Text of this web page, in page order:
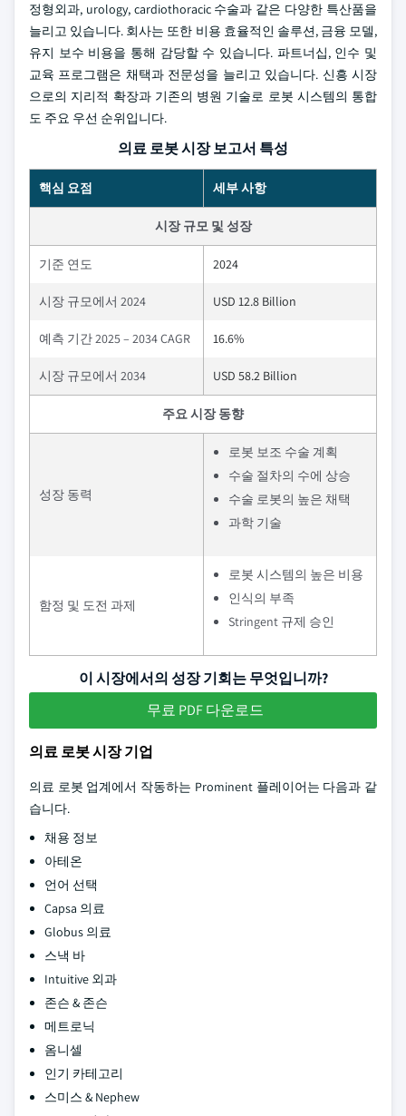
정형외과, urology, cardiothoracic 수술과 같은 다양한 특산품을
늘리고 있습니다. 회사는 또한 비용 효율적인 솔루션, 금융 모델,
유지 보수 비용을 통해 감당할 수 있습니다. 파트너십, 인수 및
교육 프로그램은 채택과 전문성을 늘리고 있습니다. 신흥 시장
으로의 지리적 확장과 기존의 병원 기술로 로봇 시스템의 통합
도 주요 우선 순위입니다.
의료 로봇 시장 보고서 특성
핵심 요점 세부 사항
시장 규모 및 성장
기준 연도 2024
시장 규모에서 2024 USD 12.8 Billion
예측 기간 2025 – 2034 CAGR 16.6%
시장 규모에서 2034 USD 58.2 Billion
주요 시장 동향
성장 동력
로봇 보조 수술 계획
수술 절차의 수에 상승
수술 로봇의 높은 채택
과학 기술
함정 및 도전 과제
로봇 시스템의 높은 비용
인식의 부족
Stringent 규제 승인
이 시장에서의 성장 기회는 무엇입니까?
무료 PDF 다운로드
의료 로봇 시장 기업
의료 로봇 업계에서 작동하는 Prominent 플레이어는 다음과 같
습니다.
채용 정보
아테온
언어 선택
Capsa 의료
Globus 의료
스낵 바
Intuitive 외과
존슨 & 존슨
메트로닉
옴니셀
인기 카테고리
스미스 & Nephew